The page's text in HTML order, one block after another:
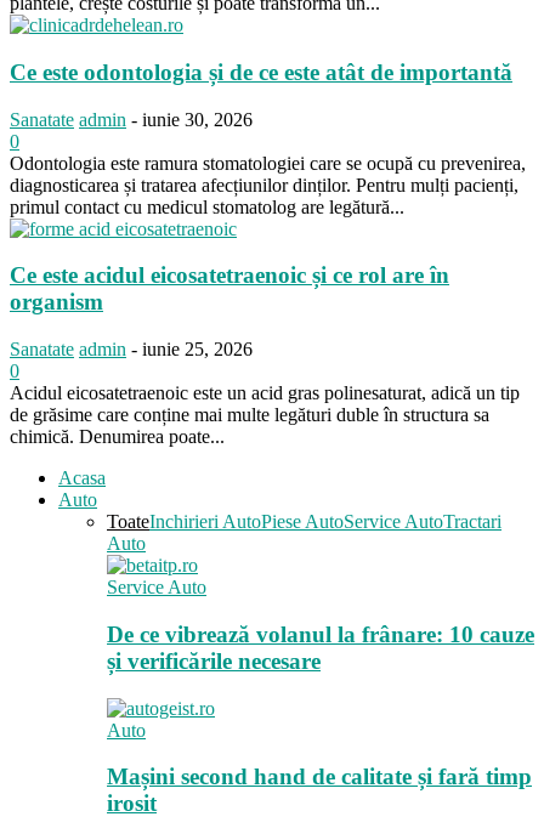
Ce este odontologia și de ce este atât de importantă
Sanatate admin - iunie 30, 2026
0
Odontologia este ramura stomatologiei care se ocupă cu prevenirea,
diagnosticarea și tratarea afecțiunilor dinților. Pentru mulți pacienți,
primul contact cu medicul stomatolog are legătură...
Ce este acidul eicosatetraenoic și ce rol are în
organism
Sanatate admin - iunie 25, 2026
0
Acidul eicosatetraenoic este un acid gras polinesaturat, adică un tip
de grăsime care conține mai multe legături duble în structura sa
chimică. Denumirea poate...
Acasa
Auto
ToateInchirieri AutoPiese AutoService AutoTractari
Auto
Service Auto
De ce vibrează volanul la frânare: 10 cauze
și verificările necesare
Auto
Mașini second hand de calitate și fară timp
irosit